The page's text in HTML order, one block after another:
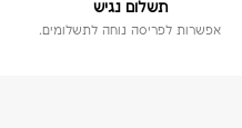
תשלום נגיש
אפשרות לפריסה נוחה לתשלומים.